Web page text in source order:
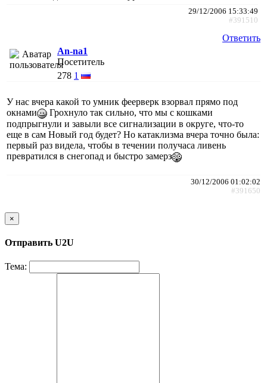
29/12/2006 15:33:49
#391510
Ответить
An-na1
Посетитель
278 1
У нас вчера какой то умник феерверк взорвал прямо под
окнами
Грохнуло так сильно, что мы с кошками
подпрыгнули и завыли все сигнализации в округе, что-то
еще в сам Новый год будет? Но катаклизма вчера точно была:
первый раз видела, чтобы в течении получаса ливень
превратился в снегопад и быстро замерз
30/12/2006 01:02:02
#391650
×
Отправить U2U
Тема: